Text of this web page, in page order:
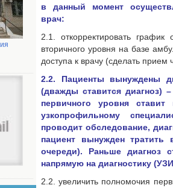
в данный момент
врач:
2.1. откорректировать
вторичного уровня на базе
доступа к врачу (сделать прием
2.2. Пациенты вынуждены
(дважды ставится диагноз)
первичного уровня
узкопрофильному
проводит обследование,
пациент вынужден
очереди). Раньше диагноз
напрямую на диагностику
2.2. увеличить полномочия